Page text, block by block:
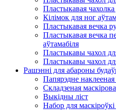
Пластыкавая чахолка
Кілімок для ног
Пластыкавая вечка
Пластыкавая вечка
аўтамабіля
Пластыкавы чахол
Пластыкавы чахол
Рашэнні для абароны
Папярэдне
Складзеная
Выкідны ліст
Набор для